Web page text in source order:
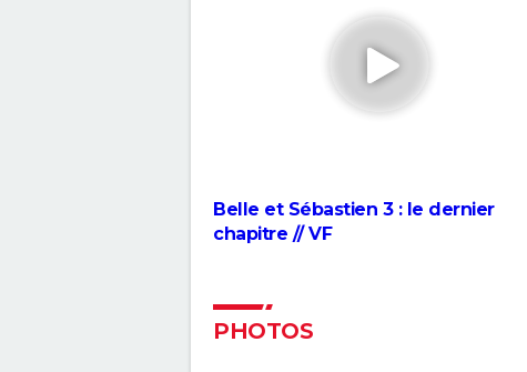
Le Voyage du Dr Dolittle : quels
Maman, j'ai raté l'avion !
Belle et Sébastien 3 : le dernier
chapitre // VF
PHOTOS